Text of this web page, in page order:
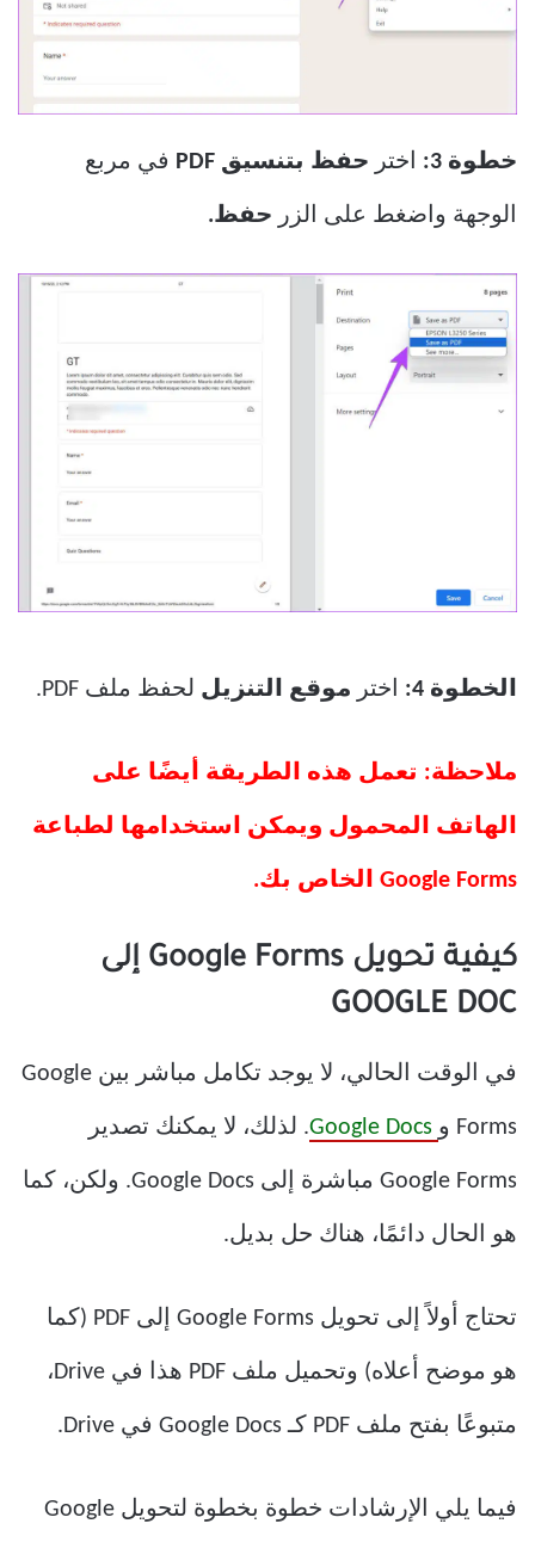
خطوة 3: اختر حفظ بتنسيق PDF في مربع
الوجهة واضغط على الزر حفظ.
الخطوة 4: اختر موقع التنزيل لحفظ ملف PDF.
ملاحظة: تعمل هذه الطريقة أيضًا على
الهاتف المحمول ويمكن استخدامها لطباعة
Google Forms الخاص بك.
كيفية تحويل Google Forms إلى
GOOGLE DOC
في الوقت الحالي، لا يوجد تكامل مباشر بين Google
Forms و Google Docs. لذلك، لا يمكنك تصدير
Google Forms مباشرة إلى Google Docs. ولكن، كما
هو الحال دائمًا، هناك حل بديل.
تحتاج أولاً إلى تحويل Google Forms إلى PDF (كما
هو موضح أعلاه) وتحميل ملف PDF هذا في Drive،
متبوعًا بفتح ملف PDF كـ Google Docs في Drive.
فيما يلي الإرشادات خطوة بخطوة لتحويل Google